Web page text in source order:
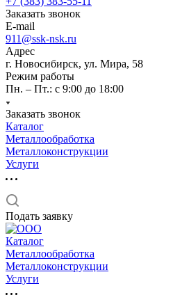
Заказать звонок
E-mail
911@ssk-nsk.ru
Адрес
г. Новосибирск, ул. Мира, 58
Режим работы
Пн. – Пт.: с 9:00 до 18:00
Заказать звонок
Каталог
Металлообработка
Металлоконструкции
Услуги
Подать заявку
Каталог
Металлообработка
Металлоконструкции
Услуги